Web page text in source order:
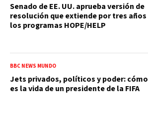
Senado de EE. UU. aprueba versión de
resolución que extiende por tres años
los programas HOPE/HELP
BBC NEWS MUNDO
Jets privados, políticos y poder: cómo
es la vida de un presidente de la FIFA